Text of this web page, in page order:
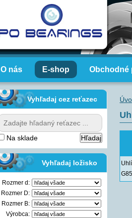
O nás E-shop Obchodné
Vyhľadaj cez reťazec
Na sklade
Vyhľadaj ložisko
Rozmer d:
Rozmer D:
Rozmer B:
Výrobca: